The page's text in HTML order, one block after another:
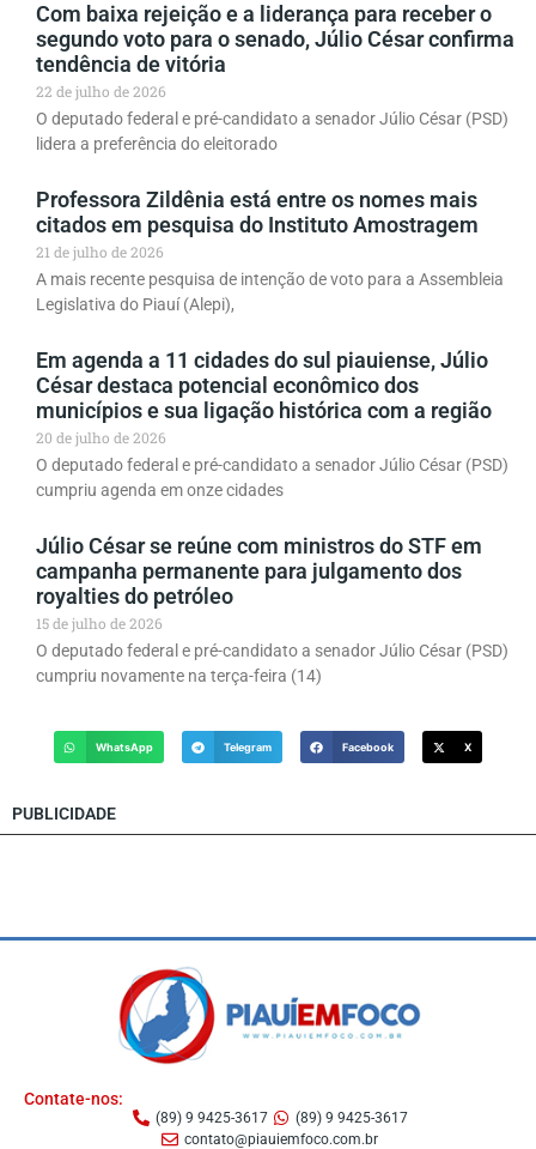
Com baixa rejeição e a liderança para receber o
segundo voto para o senado, Júlio César confirma
tendência de vitória
22 de julho de 2026
O deputado federal e pré-candidato a senador Júlio César (PSD)
lidera a preferência do eleitorado
Professora Zildênia está entre os nomes mais
citados em pesquisa do Instituto Amostragem
21 de julho de 2026
A mais recente pesquisa de intenção de voto para a Assembleia
Legislativa do Piauí (Alepi),
Em agenda a 11 cidades do sul piauiense, Júlio
César destaca potencial econômico dos
municípios e sua ligação histórica com a região
20 de julho de 2026
O deputado federal e pré-candidato a senador Júlio César (PSD)
cumpriu agenda em onze cidades
Júlio César se reúne com ministros do STF em
campanha permanente para julgamento dos
royalties do petróleo
15 de julho de 2026
O deputado federal e pré-candidato a senador Júlio César (PSD)
cumpriu novamente na terça-feira (14)
WhatsApp Telegram Facebook X
PUBLICIDADE
Contate-nos:
(89) 9 9425-3617
(89) 9 9425-3617
contato@piauiemfoco.com.br